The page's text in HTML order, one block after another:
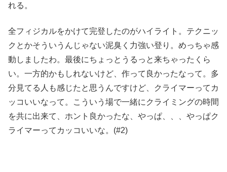
れる。
全フィジカルをかけて完登したのがハイライト。テクニッ
クとかそういうんじゃない泥臭く力強い登り。めっちゃ感
動しましたわ。最後にちょっとうるっと来ちゃったくら
い。一方的かもしれないけど、作って良かったなって。多
分見てる人も感じたと思うんですけど、クライマーってカ
ッコいいなって。こういう場で一緒にクライミングの時間
を共に出来て、ホント良かったな、やっぱ、、、やっぱク
ライマーってカッコいいな。(#2)